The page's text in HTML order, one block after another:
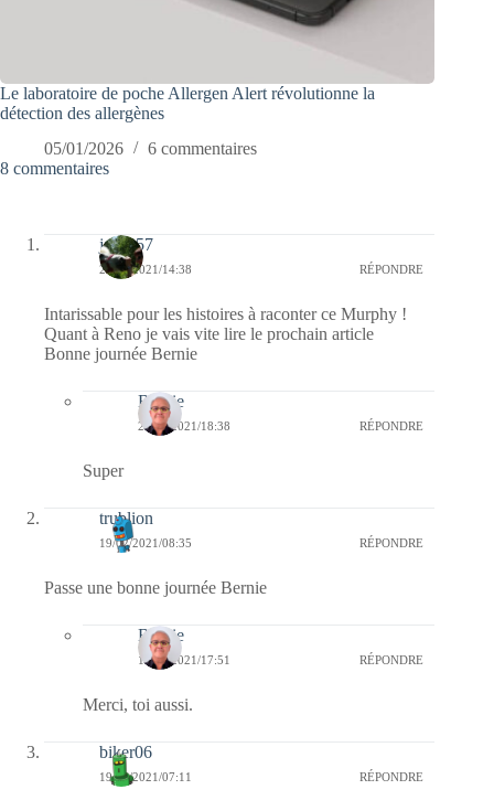
Le laboratoire de poche Allergen Alert révolutionne la
détection des allergènes
05/01/2026
6 commentaires
8 commentaires
jazzy57
26/02/2021/14:38 RÉPONDRE
Intarissable pour les histoires à raconter ce Murphy !
Quant à Reno je vais vite lire le prochain article
Bonne journée Bernie
Bernie
26/02/2021/18:38 RÉPONDRE
Super
trublion
19/02/2021/08:35 RÉPONDRE
Passe une bonne journée Bernie
Bernie
19/02/2021/17:51 RÉPONDRE
Merci, toi aussi.
biker06
19/02/2021/07:11 RÉPONDRE